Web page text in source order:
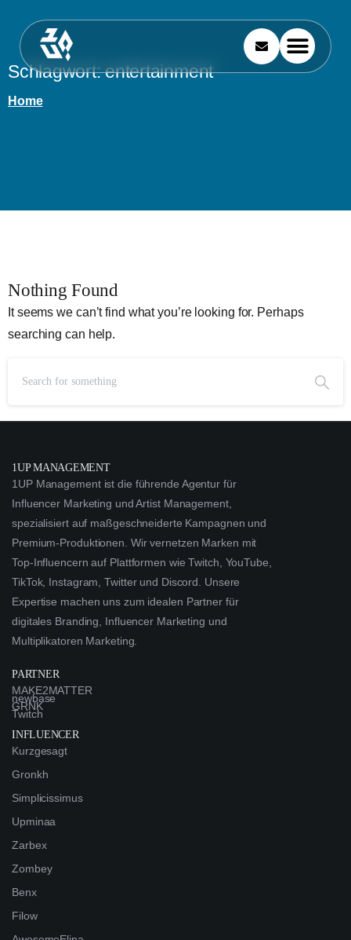
Schlagwort: entertainment
Home
Nothing Found
It seems we can’t find what you’re looking for. Perhaps
searching can help.
1UP MANAGEMENT
1UP Management ist die führende Agentur für
Influencer Marketing und Artist Management,
spezialisiert auf maßgeschneiderte Kampagnen und
Premium-Produktionen. Wir vernetzen Marken mit
Top-Influencern auf Plattformen wie Twitch, YouTube,
TikTok, Instagram, Twitter und Discord. Unsere
Expertise machen uns zum idealen Partner für
digitales Branding, Influencer Marketing und
Multiplikatoren Marketing.
PARTNER
MAKE2MATTER
newbase
GRNK
Twitch
INFLUENCER
Kurzgesagt
Gronkh
Simplicissimus
Upminaa
Zarbex
Zombey
Benx
Filow